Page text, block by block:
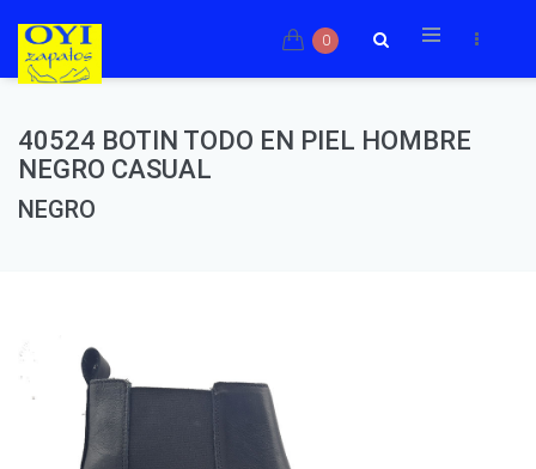
0
40524 BOTIN TODO EN PIEL HOMBRE
NEGRO CASUAL
NEGRO